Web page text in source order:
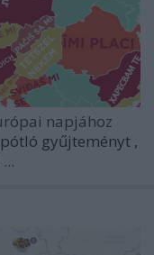
napjához
gyűjteményt ,